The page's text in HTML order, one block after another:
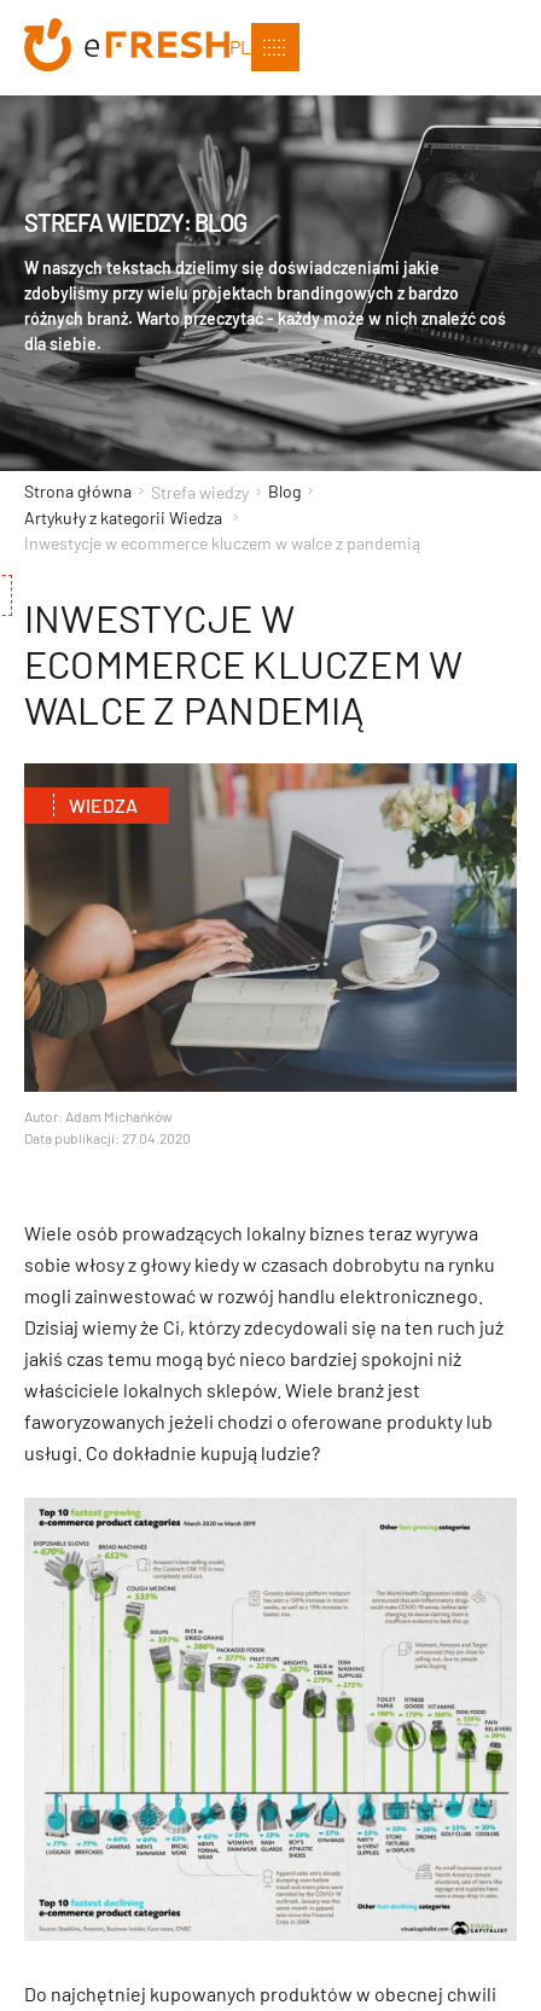
PL
STREFA WIEDZY: BLOG
W naszych tekstach dzielimy się doświadczeniami jakie
zdobyliśmy przy wielu projektach brandingowych z bardzo
różnych branż. Warto przeczytać - każdy może w nich znaleźć coś
dla siebie.
Strona główna Strefa wiedzy
Blog
Artykuły z kategorii Wiedza
Inwestycje w ecommerce kluczem w walce z pandemią
INWESTYCJE W
ECOMMERCE KLUCZEM W
WALCE Z PANDEMIĄ
WIEDZA
Autor: Adam Michańków
Data publikacji: 27.04.2020
Wiele osób prowadzących lokalny biznes teraz wyrywa
sobie włosy z głowy kiedy w czasach dobrobytu na rynku
mogli zainwestować w rozwój handlu elektronicznego.
Dzisiaj wiemy że Ci, którzy zdecydowali się na ten ruch już
jakiś czas temu mogą być nieco bardziej spokojni niż
właściciele lokalnych sklepów. Wiele branż jest
faworyzowanych jeżeli chodzi o oferowane produkty lub
usługi. Co dokładnie kupują ludzie?
Do najchętniej kupowanych produktów w obecnej chwili